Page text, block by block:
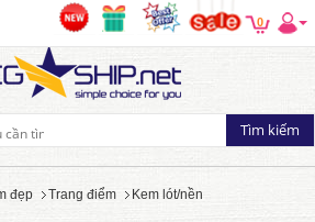
0
đẹp Trang điểm Kem lót/nền